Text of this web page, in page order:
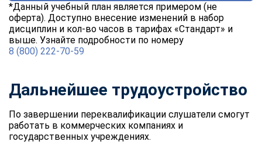
*Данный учебный план является примером (не
оферта). Доступно внесение изменений в набор
дисциплин и кол-во часов в тарифах «Стандарт» и
выше. Узнайте подробности по номеру
8 (800) 222-70-59
Дальнейшее трудоустройство
По завершении переквалификации слушатели смогут
работать в коммерческих компаниях и
государственных учреждениях.